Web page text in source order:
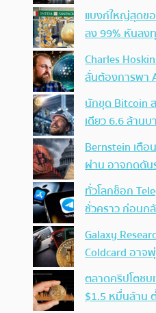
แบงก์ใหญ่สุดข
ลง 99% หันลง
Charles
ลั่นต้องการพา
นักขุด Bitcoin
เดียว 6.6 ล้าน
Bernstein เตือ
ผ่าน อาจกดดัน
ทั่วโลกช็อก
ชั่วคราว ก่อนก
Galaxy
Coldcard อาจ
ตลาดคริปโตซบ
$1.5 หมื่นล้าน